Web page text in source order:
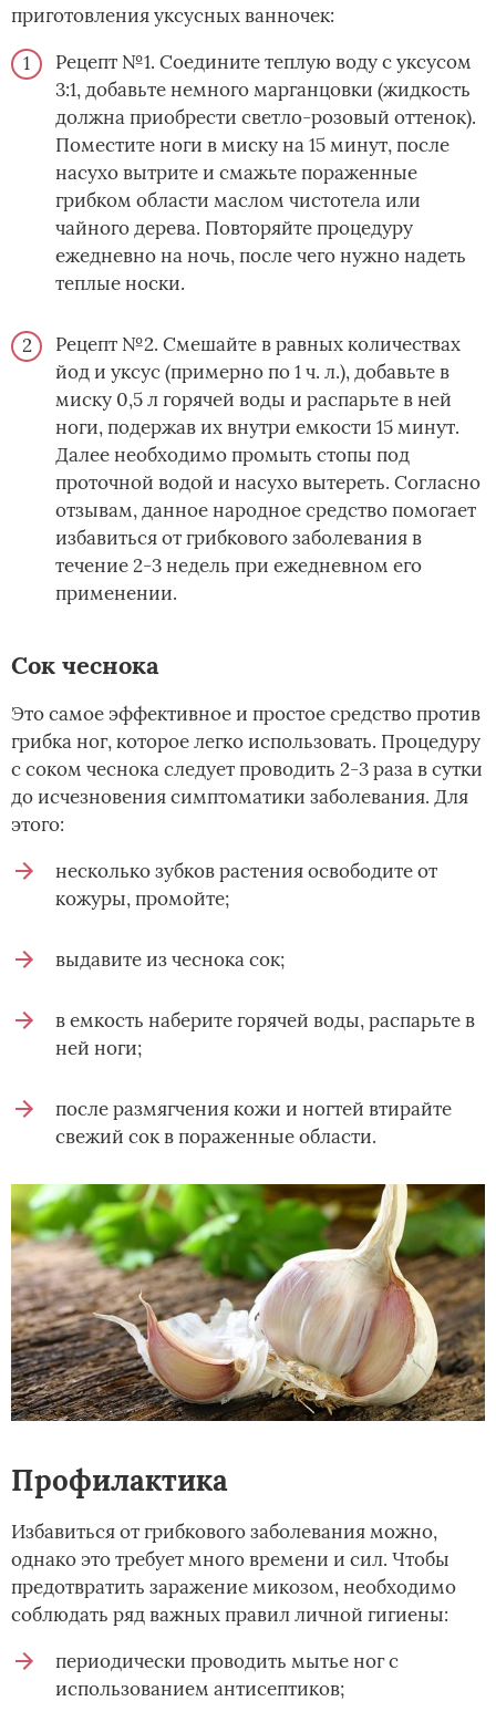
приготовления уксусных ванночек:
Рецепт №1. Соедините теплую воду с уксусом
3:1, добавьте немного марганцовки (жидкость
должна приобрести светло-розовый оттенок).
Поместите ноги в миску на 15 минут, после
насухо вытрите и смажьте пораженные
грибком области маслом чистотела или
чайного дерева. Повторяйте процедуру
ежедневно на ночь, после чего нужно надеть
теплые носки.
Рецепт №2. Смешайте в равных количествах
йод и уксус (примерно по 1 ч. л.), добавьте в
миску 0,5 л горячей воды и распарьте в ней
ноги, подержав их внутри емкости 15 минут.
Далее необходимо промыть стопы под
проточной водой и насухо вытереть. Согласно
отзывам, данное народное средство помогает
избавиться от грибкового заболевания в
течение 2-3 недель при ежедневном его
применении.
Сок чеснока
Это самое эффективное и простое средство против
грибка ног, которое легко использовать. Процедуру
с соком чеснока следует проводить 2-3 раза в сутки
до исчезновения симптоматики заболевания. Для
этого:
несколько зубков растения освободите от
кожуры, промойте;
выдавите из чеснока сок;
в емкость наберите горячей воды, распарьте в
ней ноги;
после размягчения кожи и ногтей втирайте
свежий сок в пораженные области.
Профилактика
Избавиться от грибкового заболевания можно,
однако это требует много времени и сил. Чтобы
предотвратить заражение микозом, необходимо
соблюдать ряд важных правил личной гигиены:
периодически проводить мытье ног с
использованием антисептиков;